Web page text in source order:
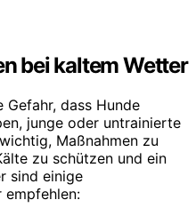
bei kaltem Wetter
dass Hunde
junge oder untrainierte
Maßnahmen zu
zu schützen und ein
sind einige
empfehlen: